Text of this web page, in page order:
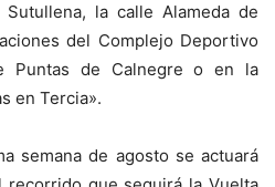
la calle Alameda de
del Complejo Deportivo
Puntas de Calnegre o en la
en Tercia».
semana de agosto se actuará